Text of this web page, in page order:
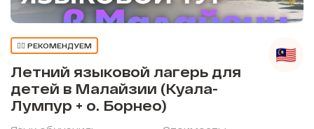
👍🏼 РЕКОМЕНДУЕМ
Летний языковой лагерь для
детей в Малайзии (Куала-
Лумпур + о. Борнео)